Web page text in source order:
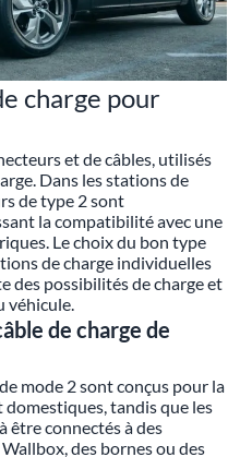
charge pour
et de câbles, utilisés
Dans les stations de
de type 2 sont
la compatibilité avec une
Le choix du bon type
de charge individuelles
des possibilités de charge et
véhicule.
de charge de
mode 2 sont conçus pour la
domestiques, tandis que les
être connectés à des
des bornes ou des